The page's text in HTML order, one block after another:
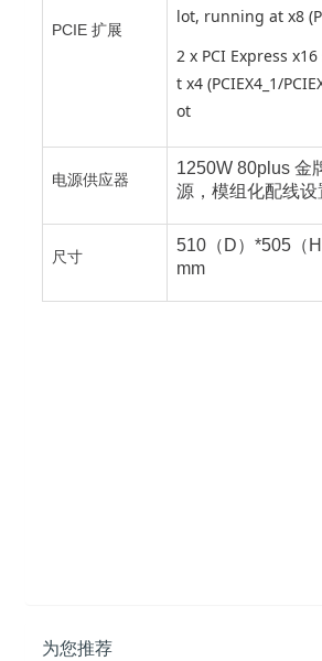
PCIE 扩展
lot, running at x8
2 x PCI Express
t x4 (PCIEX4_1/
ot
电源供应器
1250W 80plus 金
源，模组化配线设
尺寸
510（D）*505（H
mm
为您推荐